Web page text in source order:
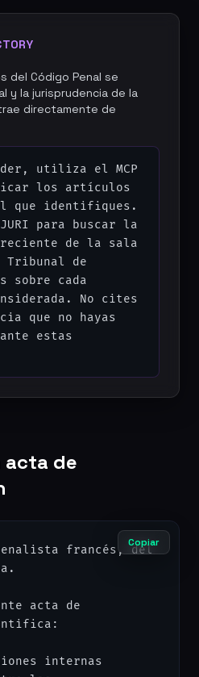
del Código Penal se
y la jurisprudencia de la
directamente de
utiliza el MCP
los artículos
que identifiques.
para buscar la
de la sala
de
sobre cada
No cites
que no hayas
estas
acta de
Copiar
francés, del
acta de
internas